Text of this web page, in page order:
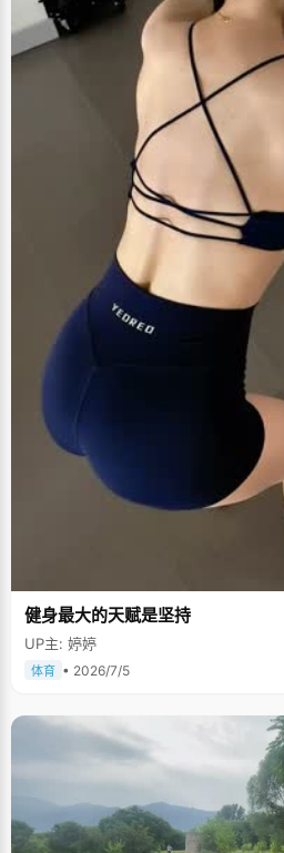
健身最大的天赋是坚持
UP主: 婷婷
体育 • 2026/7/5